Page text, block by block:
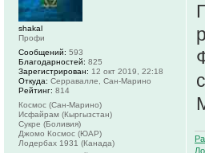
shakal
Профи
Сообщений: 593
Благодарностей: 825
Зарегистрирован: 12 окт 2019, 22:18
Откуда: Серравалле, Сан-Марино
Рейтинг: 814
Космос (Сан-Марино)
Исфайрам (Кыргызстан)
Сукре (Боливия)
Джомо Космос (ЮАР)
Лодербах 1931 (Канада)